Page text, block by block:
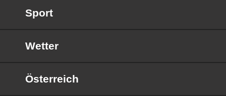
Sport
Wetter
Österreich